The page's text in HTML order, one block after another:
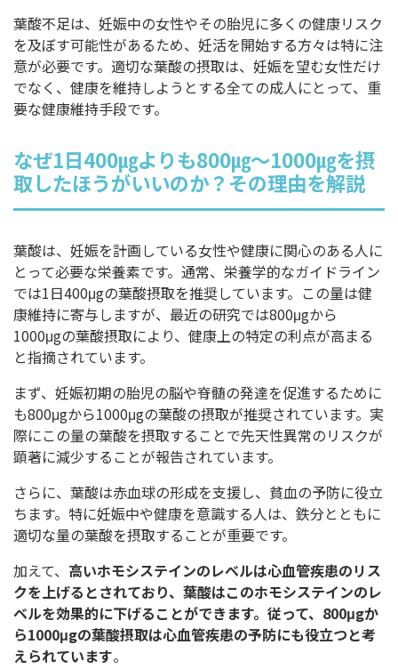
葉酸不足は、妊娠中の女性やその胎児に多くの健康リスク
を及ぼす可能性があるため、妊活を開始する方々は特に注
意が必要です。適切な葉酸の摂取は、妊娠を望む女性だけ
でなく、健康を維持しようとする全ての成人にとって、重
要な健康維持手段です。
なぜ1日400㎍よりも800㎍～1000㎍を摂
取したほうがいいのか？その理由を解説
葉酸は、妊娠を計画している女性や健康に関心のある人に
とって必要な栄養素です。通常、栄養学的なガイドライン
では1日400μgの葉酸摂取を推奨しています。この量は健
康維持に寄与しますが、最近の研究では800μgから
1000μgの葉酸摂取により、健康上の特定の利点が高まる
と指摘されています。
まず、妊娠初期の胎児の脳や脊髄の発達を促進するために
も800μgから1000μgの葉酸の摂取が推奨されています。実
際にこの量の葉酸を摂取することで先天性異常のリスクが
顕著に減少することが報告されています。
さらに、葉酸は赤血球の形成を支援し、貧血の予防に役立
ちます。特に妊娠中や健康を意識する人は、鉄分とともに
適切な量の葉酸を摂取することが重要です。
加えて、 高いホモシステインのレベルは心血管疾患のリス
クを上げるとされており、葉酸はこのホモシステインのレ
ベルを効果的に下げることができます。従って、800μgか
ら1000μgの葉酸摂取は心血管疾患の予防にも役立つと考
えられています。